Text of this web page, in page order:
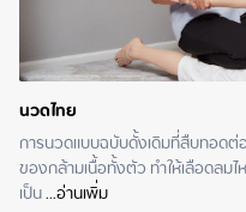
นวดไทย
การนวดแบบฉบับดั้งเดิมที่สืบทอด
ของกล้ามเนื้อทั้งตัว ทำให้เลือดลมไ
เป็น ...อ่านเพิ่ม